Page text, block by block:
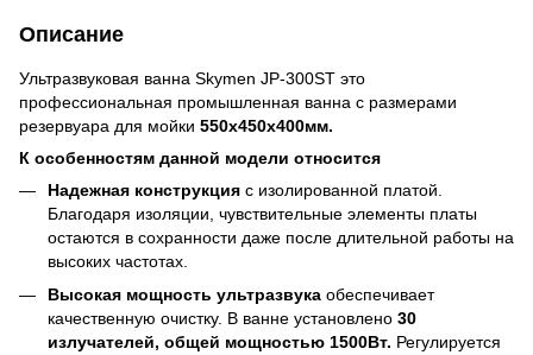
Описание
Ультразвуковая ванна Skymen JP-300ST это
профессиональная промышленная ванна с размерами
резервуара для мойки 550x450x400мм.
К особенностям данной модели относится
Надежная конструкция с изолированной платой.
Благодаря изоляции, чувствительные элементы платы
остаются в сохранности даже после длительной работы на
высоких частотах.
Высокая мощность ультразвука обеспечивает
качественную очистку. В ванне установлено 30
излучателей, общей мощностью 1500Вт. Регулируется